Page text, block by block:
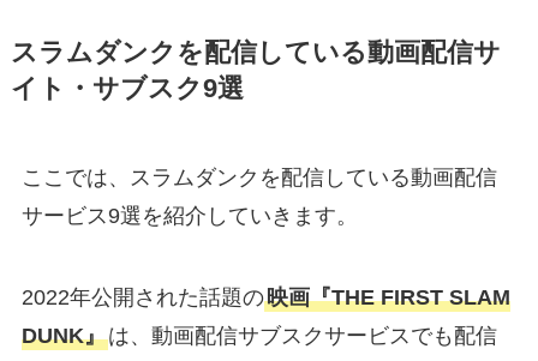
スラムダンクを配信している動画配信サ
イト・サブスク9選
ここでは、スラムダンクを配信している動画配信
サービス9選を紹介していきます。
2022年公開された話題の映画『THE FIRST SLAM
DUNK』は、動画配信サブスクサービスでも配信